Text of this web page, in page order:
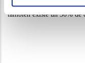
también existe un 30% de